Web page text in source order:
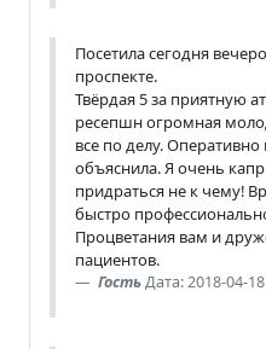
Посетила сегодня
проспекте.
Твёрдая 5 за приятную
ресепшн огромная
все по делу.
объяснила. Я очень
придраться не к чему!
быстро
Процветания вам и
пациентов.
ГостьДата: 2018-04-18